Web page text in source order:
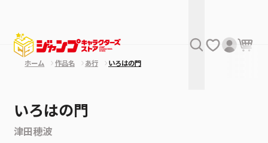
ホーム 作品名 あ行 いろはの門
いろはの門
津田穂波